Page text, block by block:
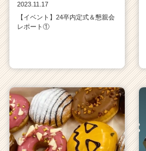
2023.11.17
【イベント】24卒内定式＆懇親会
レポート①